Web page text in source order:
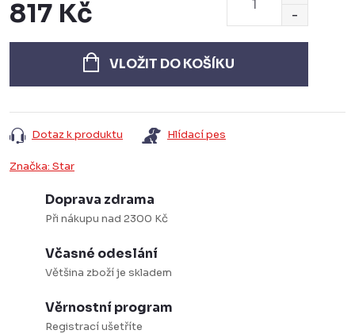
817 Kč
cena:
VLOŽIT DO KOŠÍKU
Dotaz k produktu Hlídací pes
Značka: Star
Doprava zdrama
Při nákupu nad 2300 Kč
Včasné odeslání
Většina zboží je skladem
Věrnostní program
Registrací ušetříte